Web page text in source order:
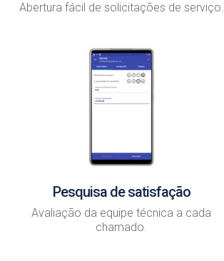
Abertura fácil de solicitações de serviço.
Pesquisa de satisfação
Avaliação da equipe técnica a cada
chamado.